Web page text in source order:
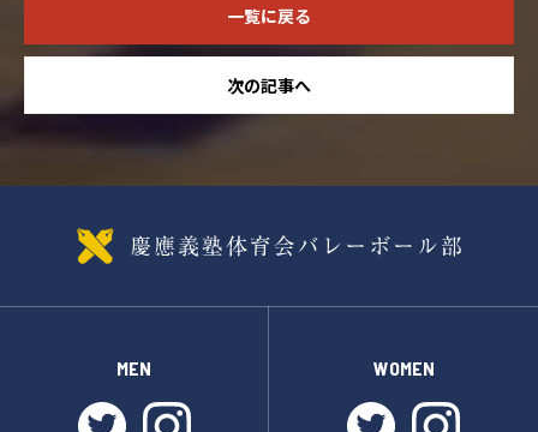
一覧に戻る
次の記事へ
MEN
twitterinstagram
WOMEN
twitter